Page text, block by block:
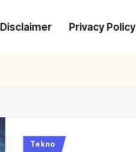
Disclaimer Privacy Policy
Posted
Tekno